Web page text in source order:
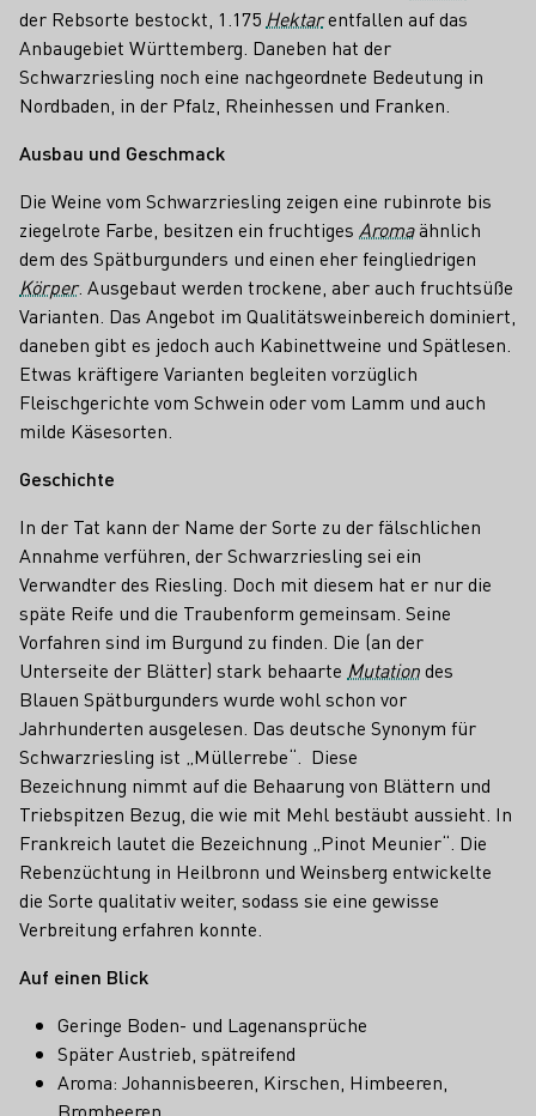
der Rebsorte bestockt, 1.175 Hektarentfallen auf das
Anbaugebiet Württemberg. Daneben hat der
Schwarzriesling noch eine nachgeordnete Bedeutung in
Nordbaden, in der Pfalz, Rheinhessen und Franken.
Ausbau und Geschmack
Die Weine vom Schwarzriesling zeigen eine rubinrote bis
ziegelrote Farbe, besitzen ein fruchtiges Aromaähnlich
dem des Spätburgunders und einen eher feingliedrigen
Körper. Ausgebaut werden trockene, aber auch fruchtsüße
Varianten. Das Angebot im Qualitätsweinbereich dominiert,
daneben gibt es jedoch auch Kabinettweine und Spätlesen.
Etwas kräftigere Varianten begleiten vorzüglich
Fleischgerichte vom Schwein oder vom Lamm und auch
milde Käsesorten.
Geschichte
In der Tat kann der Name der Sorte zu der fälschlichen
Annahme verführen, der Schwarzriesling sei ein
Verwandter des Riesling. Doch mit diesem hat er nur die
späte Reife und die Traubenform gemeinsam. Seine
Vorfahren sind im Burgund zu finden. Die (an der
Unterseite der Blätter) stark behaarte Mutationdes
Blauen Spätburgunders wurde wohl schon vor
Jahrhunderten ausgelesen. Das deutsche Synonym für
Schwarzriesling ist „Müllerrebe“. Diese
Bezeichnung nimmt auf die Behaarung von Blättern und
Triebspitzen Bezug, die wie mit Mehl bestäubt aussieht. In
Frankreich lautet die Bezeichnung „Pinot Meunier“. Die
Rebenzüchtung in Heilbronn und Weinsberg entwickelte
die Sorte qualitativ weiter, sodass sie eine gewisse
Verbreitung erfahren konnte.
Auf einen Blick
Geringe Boden- und Lagenansprüche
Später Austrieb, spätreifend
Aroma: Johannisbeeren, Kirschen, Himbeeren,
Brombeeren